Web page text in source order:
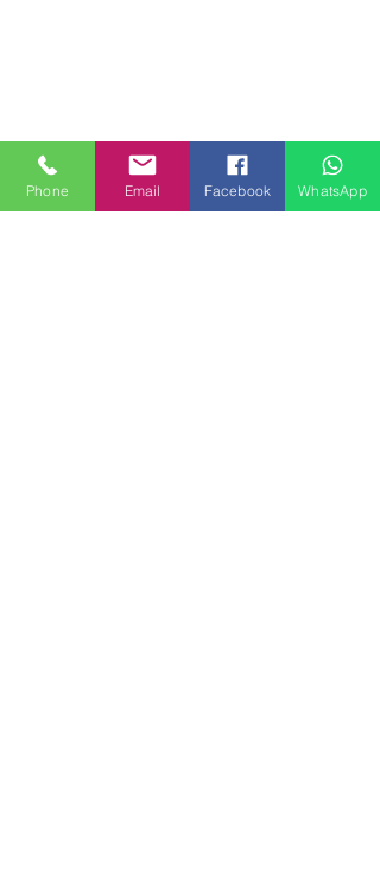
Phone Email Facebook WhatsApp